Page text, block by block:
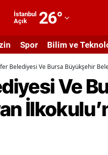
İstanbul
Açık
26°
Adıyaman
Afyonkarahisar
Ağrı
Amasya
Spor Bilim ve
Belediyesi Ve Bursa Büyükşehir
Ve